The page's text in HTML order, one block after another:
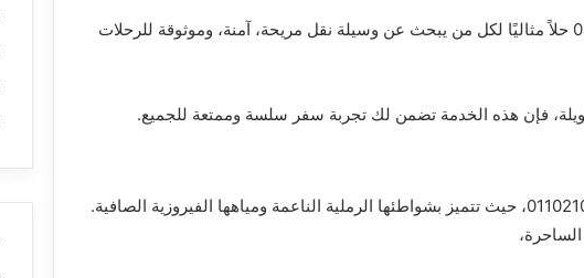
لذلك يعد تأجير باصات سياحية 01102106655 حلاً مثاليًا لكل من يبحث عن وسيلة نقل مريحة، آمنة، وموثوقة للرحلات
فإن هذه الخدمة تضمن لك تجربة سفر سلسة وممتعة للجميع.
لذلك السياحية الأكثر شعبية في مصر 01102106655، حيث تتميز بشواطئها الرملية الناعمة ومياهها الفيروزية الصافية.